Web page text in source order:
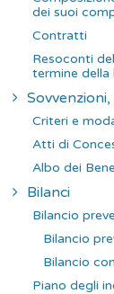
dei suoi
Contratti
Resoconti
termine della
Criteri e
Atti di
Albo dei
Bilanci
Bilancio
Bilancio
Bilancio
Piano degli